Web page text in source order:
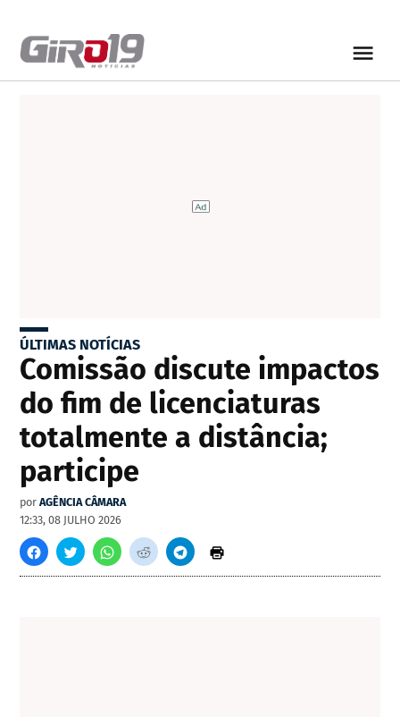
ÚLTIMAS NOTÍCIAS
Comissão discute impactos
do fim de licenciaturas
totalmente a distância;
participe
por AGÊNCIA CÂMARA
12:33, 08 JULHO 2026